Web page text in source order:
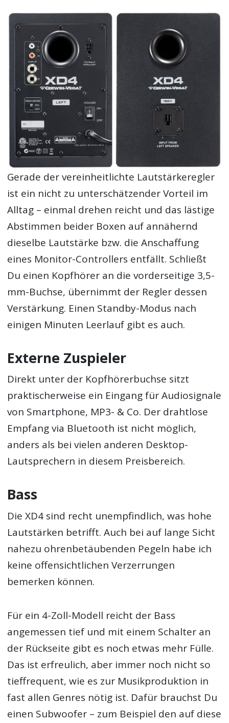
Gerade der vereinheitlichte Lautstärkeregler
ist ein nicht zu unterschätzender Vorteil im
Alltag – einmal drehen reicht und das lästige
Abstimmen beider Boxen auf annähernd
dieselbe Lautstärke bzw. die Anschaffung
eines Monitor-Controllers entfällt. Schließt
Du einen Kopfhörer an die vorderseitige 3,5-
mm-Buchse, übernimmt der Regler dessen
Verstärkung. Einen Standby-Modus nach
einigen Minuten Leerlauf gibt es auch.
Externe Zuspieler
Direkt unter der Kopfhörerbuchse sitzt
praktischerweise ein Eingang für Audiosignale
von Smartphone, MP3- & Co. Der drahtlose
Empfang via Bluetooth ist nicht möglich,
anders als bei vielen anderen Desktop-
Lautsprechern in diesem Preisbereich.
Bass
Die XD4 sind recht unempfindlich, was hohe
Lautstärken betrifft. Auch bei auf lange Sicht
nahezu ohrenbetäubenden Pegeln habe ich
keine offensichtlichen Verzerrungen
bemerken können.
Für ein 4-Zoll-Modell reicht der Bass
angemessen tief und mit einem Schalter an
der Rückseite gibt es noch etwas mehr Fülle.
Das ist erfreulich, aber immer noch nicht so
tieffrequent, wie es zur Musikproduktion in
fast allen Genres nötig ist. Dafür brauchst Du
einen Subwoofer – zum Beispiel den auf diese